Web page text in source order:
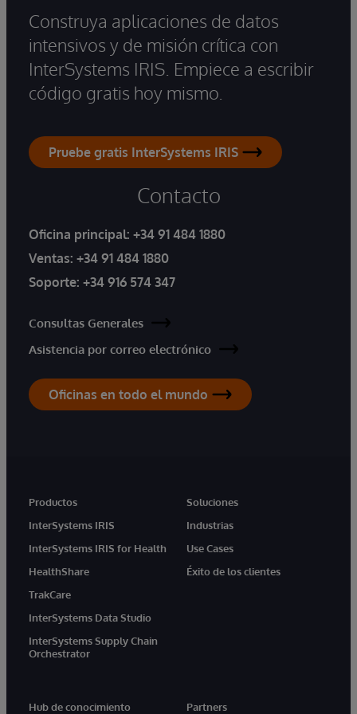
Construya aplicaciones de datos
intensivos y de misión crítica con
InterSystems IRIS. Empiece a escribir
código gratis hoy mismo.
Pruebe gratis InterSystems IRIS
Contacto
Oficina principal: +34 91 484 1880
Ventas: +34 91 484 1880
Soporte: +34 916 574 347
Consultas Generales
Asistencia por correo electrónico
Oficinas en todo el mundo
Productos
InterSystems IRIS
InterSystems IRIS for Health
HealthShare
TrakCare
InterSystems Data Studio
InterSystems Supply Chain
Orchestrator
Soluciones
Industrias
Use Cases
Éxito de los clientes
Hub de conocimiento Partners